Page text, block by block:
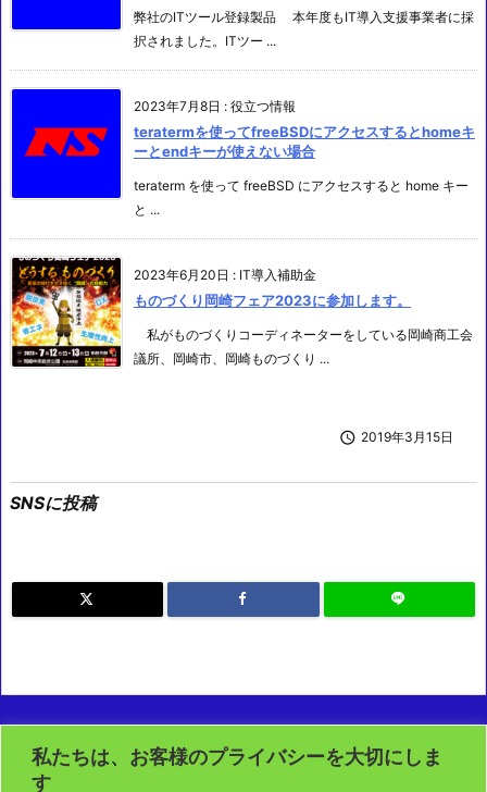
弊社のITツール登録製品 本年度もIT導入支援事業者に採
択されました。ITツー ...
2023年7月8日 : 役立つ情報
teratermを使ってfreeBSDにアクセスするとhomeキ
ーとendキーが使えない場合
teraterm を使って freeBSD にアクセスすると home キー
と ...
2023年6月20日 : IT導入補助金
ものづくり岡崎フェア2023に参加します。
私がものづくりコーディネーターをしている岡崎商工会
議所、岡崎市、岡崎ものづくり ...
 2019年3月15日
SNSに投稿
会社概要
私たちは、お客様のプライバシーを大切にしま
す